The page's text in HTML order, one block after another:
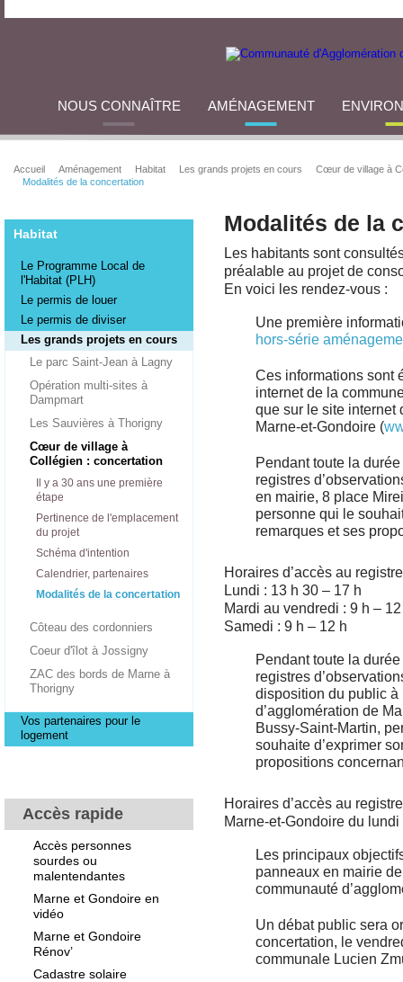
NOUS CONNAÎTRE AMÉNAGEMENT
Accueil Aménagement Habitat Les grands projets en cours
Cœur de village à
Modalités de la concertation
Habitat
Le Programme Local de
l'Habitat (PLH)
Le permis de louer
Le permis de diviser
Les grands projets en cours
Le parc Saint-Jean à Lagny
Opération multi-sites à
Dampmart
Les Sauvières à Thorigny
Cœur de village à
Collégien : concertation
Il y a 30 ans une première
étape
Pertinence de l'emplacement
du projet
Schéma d'intention
Calendrier, partenaires
Modalités de la concertation
Côteau des cordonniers
Coeur d'îlot à Jossigny
ZAC des bords de Marne à
Thorigny
Vos partenaires pour le
logement
Accès rapide
Accès personnes
sourdes ou
malentendantes
Marne et Gondoire en
vidéo
Marne et Gondoire
Rénov’
Cadastre solaire
Modalités de la
Les habitants sont
préalable au projet de
En voici les rendez-vous :
Une première
hors-série
Ces informations sont
internet de la
que sur le site internet
Marne-et-Gondoire (
Pendant toute la
registres
en mairie, 8 place
personne qui le
remarques et ses
Horaires d’accès au
Lundi : 13 h 30 – 17 h
Mardi au vendredi : 9 h –
Samedi : 9 h – 12 h
Pendant toute la
registres
disposition du public à
d’agglomération de
Bussy-Saint-Martin,
souhaite d’exprimer
propositions
Horaires d’accès au
Marne-et-Gondoire du
Les principaux
panneaux en mairie
communauté
Un débat public sera
concertation, le
communale Lucien